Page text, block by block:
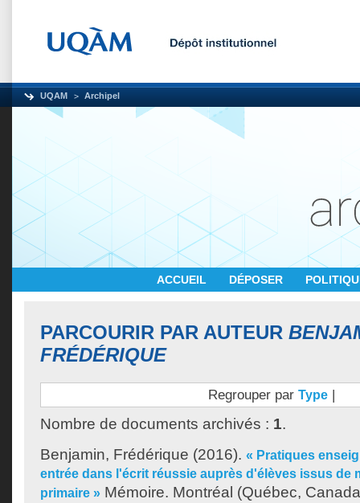
UQAM Archipel
ACCUEIL DÉPOSER
PARCOURIR PAR AUTEUR
FRÉDÉRIQUE
Regrouper par Type |
Nombre de documents archivés : 1.
Benjamin, Frédérique (2016). « Pratiques
entrée dans l'écrit réussie auprès d'élèves issus de
primaire » Mémoire. Montréal (Québec,